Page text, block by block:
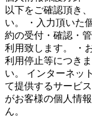
以下をご確認頂き
い。 ・入力頂いた
約の受付・確認・
利用致します。 ・
利用停止等につき
い。 インターネッ
て提供するサービ
がお客様の個人情
ん。